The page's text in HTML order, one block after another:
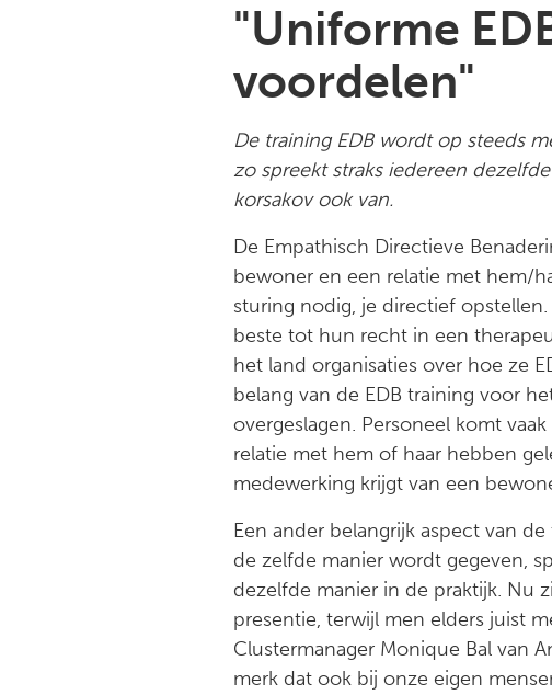
"Uniforme
voordelen"
De training EDB wordt op steeds
zo spreekt straks iedereen
korsakov ook van.
De Empathisch Directieve
bewoner en een relatie met hem/
sturing nodig, je directief
beste tot hun recht in een
het land organisaties over hoe ze
belang van de EDB training voor
overgeslagen. Personeel komt
relatie met hem of haar hebben
medewerking krijgt van een
Een ander belangrijk aspect van
de zelfde manier wordt gegeven,
dezelfde manier in de praktijk. Nu
presentie, terwijl men elders juist
Clustermanager Monique Bal van
merk dat ook bij onze eigen